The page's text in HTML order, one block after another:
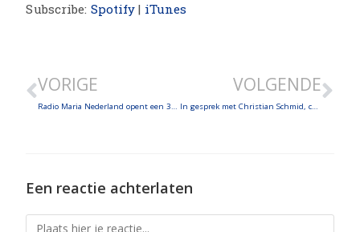
Subscribe: Spotify | iTunes
VORIGE
Radio Maria Nederland opent een 3de studio! Ook nieuws van Radio Maria Peru, Filipijnen en Radio Mariam krijgt bezoek van minister van Toerisme
VOLGENDE
In gesprek met Christian Schmid, coördinator van Radio Maria Oostenrijk sinds 20 jaar!
Een reactie achterlaten